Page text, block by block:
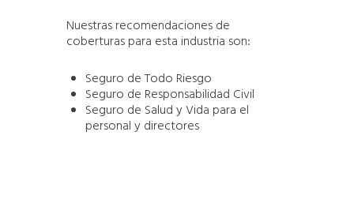
Nuestras recomendaciones de
coberturas para esta industria son:
Seguro de Todo Riesgo
Seguro de Responsabilidad Civil
Seguro de Salud y Vida para el
personal y directores